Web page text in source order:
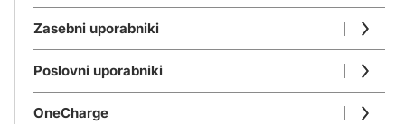
Zasebni uporabniki
Poslovni uporabniki
OneCharge